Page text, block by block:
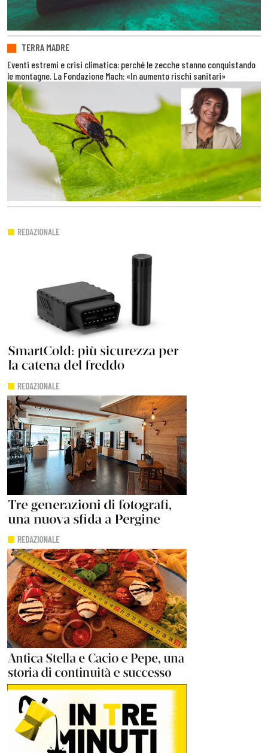
TERRA MADRE
Eventi estremi e crisi climatica: perché le zecche stanno conquistando
le montagne. La Fondazione Mach: «In aumento rischi sanitari»